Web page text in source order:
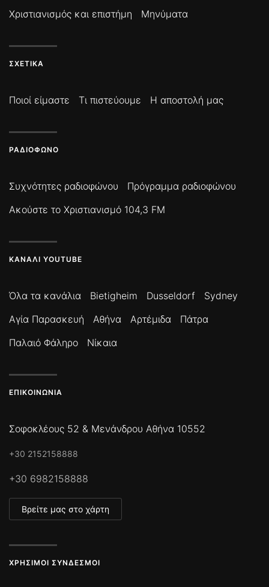
Χριστιανισμός και επιστήμη
Μηνύματα
ΣΧΕΤΙΚΆ
Ποιοί είμαστε Τι πιστεύουμε Η αποστολή μας
ΡΑΔΙΌΦΩΝΟ
Συχνότητες ραδιοφώνου
Πρόγραμμα ραδιοφώνου
Ακούστε το Χριστιανισμό 104,3 FM
ΚΑΝΆΛΙ YOUTUBE
Όλα τα κανάλια Bietigheim Dusseldorf
Sydney
Αγία Παρασκευή
Αθήνα Αρτέμιδα
Πάτρα
Παλαιό Φάληρο
Νίκαια
ΕΠΙΚΟΙΝΩΝΊΑ
Σοφοκλέους 52 & Μενάνδρου Αθήνα 10552
+30 2152158888
+30 6982158888
Βρείτε μας στο χάρτη
ΧΡΉΣΙΜΟΙ ΣΎΝΔΕΣΜΟΙ